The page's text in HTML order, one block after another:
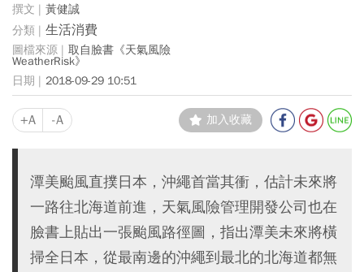
黃健誠
生活消費
取自臉書《天氣風險
WeatherRisk》
2018-09-29 10:51
+A -A 加入收藏
潭美颱風直撲日本，沖繩首當其衝，估計未來將
一路往北海道前進，天氣風險管理開發公司也在
臉書上貼出一張颱風路徑圖，指出潭美未來將橫
掃全日本，從最南邊的沖繩到最北的北海道都無